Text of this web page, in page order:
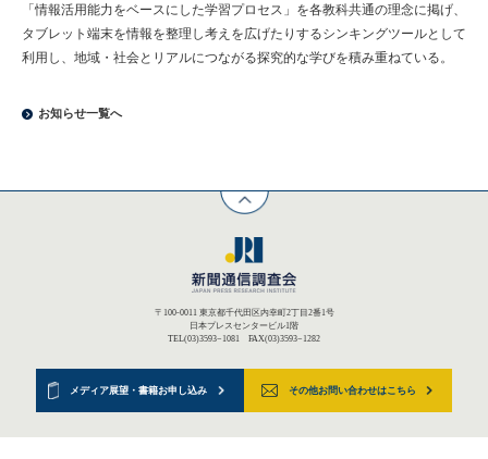
「情報活用能力をベースにした学習プロセス」を各教科共通の理念に掲げ、
タブレット端末を情報を整理し考えを広げたりするシンキングツールとして
利用し、地域・社会とリアルにつながる探究的な学びを積み重ねている。
お知らせ一覧へ
〒100-0011 東京都千代田区内幸町2丁目2番1号
日本プレスセンタービル1階
TEL(03)3593−1081 FAX(03)3593−1282
メディア展望・書籍お申し込み その他お問い合わせはこちら